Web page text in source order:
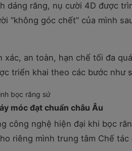
dáng răng, nụ cười 4D được
“không góc chết” của mình
an toàn, hạn chế tối đa
triển khai theo các bước như
bọc răng sứ
móc đạt chuẩn châu Âu
công nghệ hiện đại khi bọc
riêng mình trung tâm Chế tác